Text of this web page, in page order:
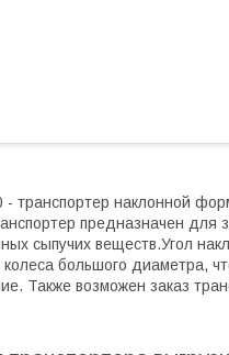
транспортер наклонной
предназначен для
сыпучих веществ.Угол
большого диаметра,
Также возможен заказ